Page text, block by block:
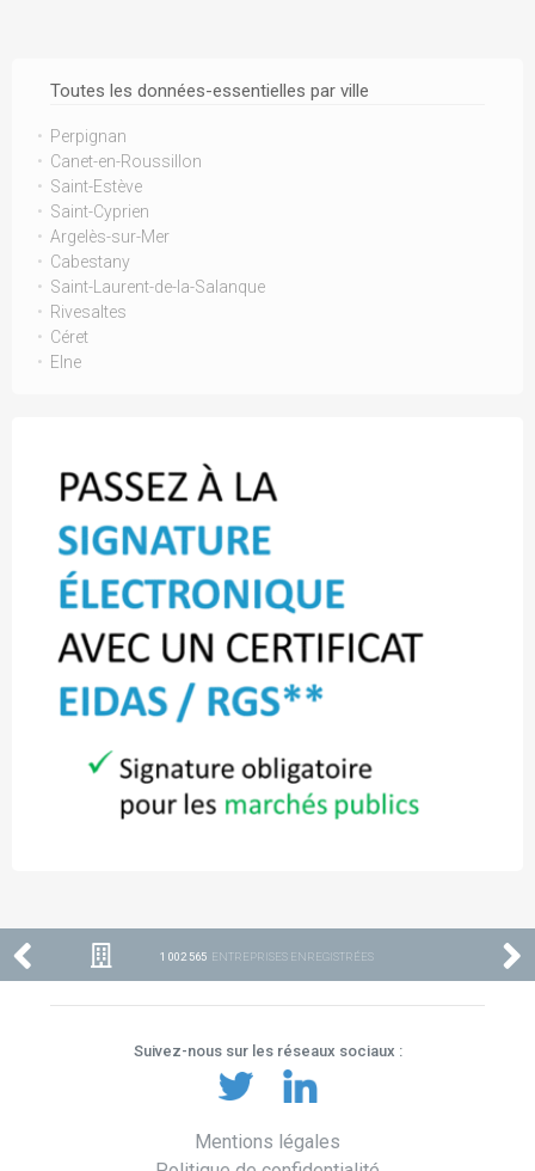
Toutes les données-essentielles par ville
Perpignan
Canet-en-Roussillon
Saint-Estève
Saint-Cyprien
Argelès-sur-Mer
Cabestany
Saint-Laurent-de-la-Salanque
Rivesaltes
Céret
Elne
1 002 565 ENTREPRISES ENREGISTRÉES
Suivez-nous sur les réseaux sociaux :
Mentions légales